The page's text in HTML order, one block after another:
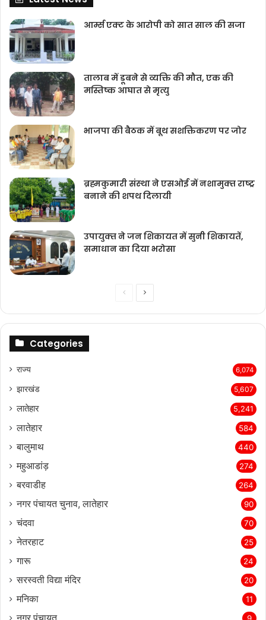
आर्म्स एक्ट के आरोपी को सात साल की सजा
तालाब में डूबने से व्यक्ति की मौत, एक की
मस्तिष्क आघात से मृत्यु
भाजपा की बैठक में बूथ सशक्तिकरण पर जोर
ब्रह्मकुमारी संस्‍था ने एसओई में नशामुक्‍त राष्‍ट्र
बनाने की शपथ दिलायी
उपायुक्‍त ने जन शिकायत में सुनी शिकायतें,
समाधान का दिया भरोसा
PreviousNext
Categories
राज्‍य 6,074
झारखंड 5,607
लातेहार 5,241
लातेहार 584
बालुमाथ 440
महुआडांड़ 274
बरवाडीह 264
नगर पंचायत चुनाव, लातेहार 90
चंदवा 70
नेतरहाट 25
गारू 24
सरस्‍वती विद्या मंदिर 20
मनिका 11